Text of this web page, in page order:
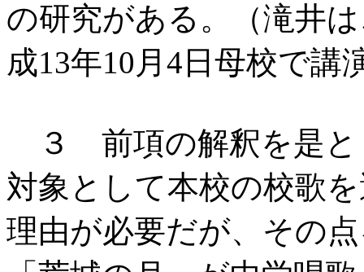
の研究がある。（滝井
成13年10 月 4 日母校で講
３ 前項の解釈を是と
対象として本校の校歌
理由が必要だが、その